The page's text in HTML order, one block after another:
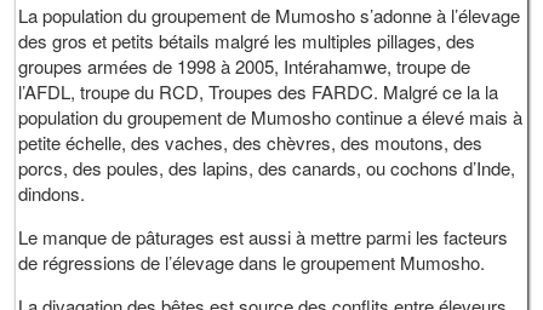
La population du groupement de Mumosho s’adonne à l’élevage
des gros et petits bétails malgré les multiples pillages, des
groupes armées de 1998 à 2005, Intérahamwe, troupe de
l’AFDL, troupe du RCD, Troupes des FARDC. Malgré ce la la
population du groupement de Mumosho continue a élevé mais à
petite échelle, des vaches, des chèvres, des moutons, des
porcs, des poules, des lapins, des canards, ou cochons d’Inde,
dindons.
Le manque de pâturages est aussi à mettre parmi les facteurs
de régressions de l’élevage dans le groupement Mumosho.